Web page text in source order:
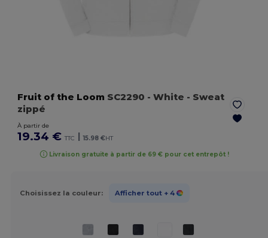
Fruit of the Loom SC2290 - White - Sweat
zippé
À partir de
19.34 € TTC | 15.98 €HT
Livraison gratuite à partir de 69 € pour cet entrepôt !
Choisissez la couleur: Afficher tout + 4